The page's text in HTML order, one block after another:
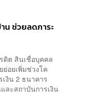
น ช่วยลดภาระ
ดิต สินเชื่อบุคคล
อยเพิ่มช่วงโค
งิน 2 ธนาคาร
ละสถาบันการเงิน